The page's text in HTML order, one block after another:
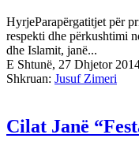
HyrjeParapërgatitjet për
respekti dhe përkushtimi
dhe Islamit, janë...
E Shtunë, 27 Dhjetor
Shkruan: Jusuf Zimeri
Cilat Janë